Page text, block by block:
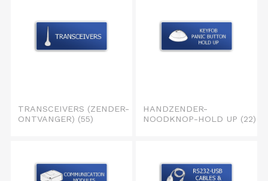
TRANSCEIVERS (ZENDER-
ONTVANGER) (55)
HANDZENDER-
NOODKNOP-HOLD UP (22)